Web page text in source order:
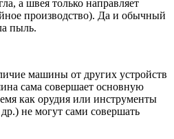
а швея только направляет
производство). Да и обычный
пыль.
машины от других устройств
сама совершает основную
как орудия или инструменты
не могут сами совершать